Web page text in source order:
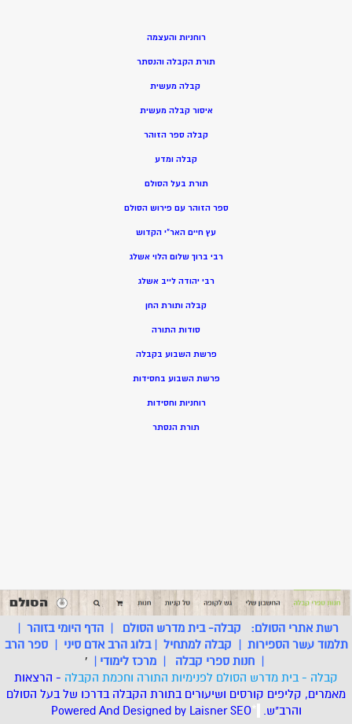
רוחניות והעצמה
תורת הקבלה והנסתר
קבלה מעשית
איסור קבלה מעשית
קבלה ספר הזוהר
קבלה ומדע
תורת בעל הסולם
ספר הזוהר עם פירוש הסולם
עץ חיים האר”י הקדוש
רבי ברוך שלום הלוי אשלג
רבי יהודה לייב אשלג
קבלה ותורת החן
סודות התורה
פרשת השבוע בקבלה
פרשת השבוע בחסידות
רוחניות וחסידות
תורת הנסתר
רשת אתרי הסולם: קבלה- בית מדרש הסולם |הדף היומי בזוהר |
תלמוד עשר הספירות | קבלה למתחיל |בלוג הרב אדם סיני |ספר הרב
| חנות ספרי קבלה | מרכז לימודי |
'
קבלה - בית מדרש הסולם לפנימיות התורה וחכמת הקבלה - הרצאות
מאמרים, קליפים קורסים ושיעורים בתורת הקבלה בדרכו של בעל הסולם
והרב"ש. *
Powered And Designed by LaisnerSEO